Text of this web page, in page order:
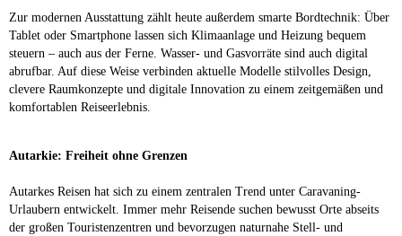
Zur modernen Ausstattung zählt heute außerdem smarte Bordtechnik: Über
Tablet oder Smartphone lassen sich Klimaanlage und Heizung bequem
steuern – auch aus der Ferne. Wasser- und Gasvorräte sind auch digital
abrufbar. Auf diese Weise verbinden aktuelle Modelle stilvolles Design,
clevere Raumkonzepte und digitale Innovation zu einem zeitgemäßen und
komfortablen Reiseerlebnis.
Autarkie: Freiheit ohne Grenzen
Autarkes Reisen hat sich zu einem zentralen Trend unter Caravaning-
Urlaubern entwickelt. Immer mehr Reisende suchen bewusst Orte abseits
der großen Touristenzentren und bevorzugen naturnahe Stell- und